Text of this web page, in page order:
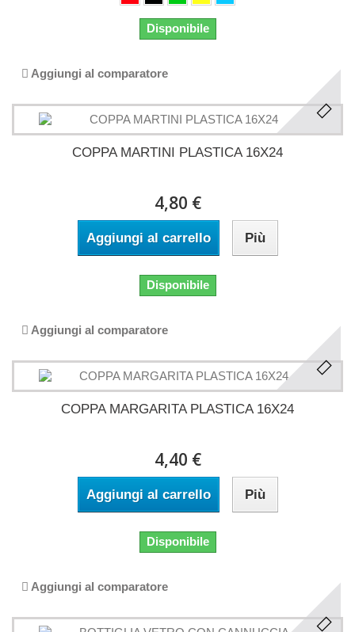
Disponibile
Aggiungi al comparatore
COPPA MARTINI PLASTICA 16X24
4,80 €
Aggiungi al carrello Più
Disponibile
Aggiungi al comparatore
COPPA MARGARITA PLASTICA 16X24
4,40 €
Aggiungi al carrello Più
Disponibile
Aggiungi al comparatore